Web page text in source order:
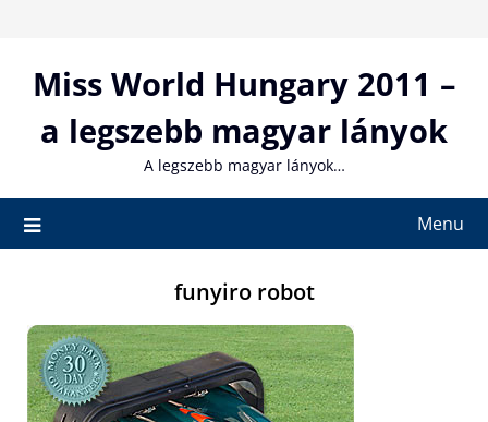
contentMiss World Hungary 2011 –
a legszebb magyar lányok
A legszebb magyar lányok…
Menu
funyiro robot